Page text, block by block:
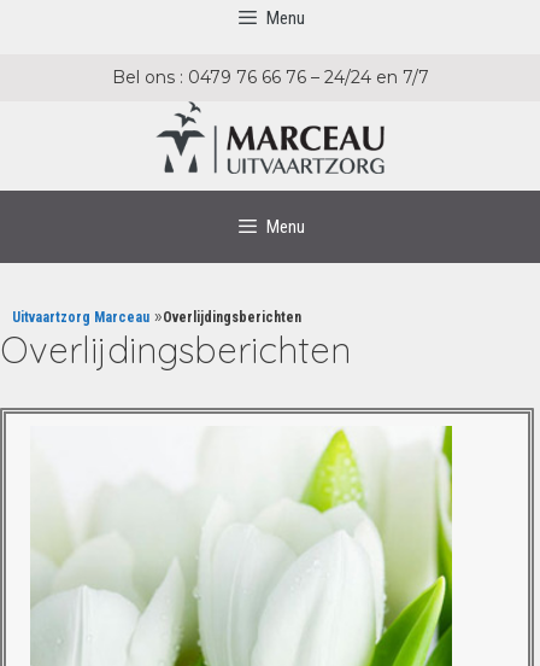
Menu
Bel ons : 0479 76 66 76 – 24/24 en 7/7
Menu
Uitvaartzorg Marceau »Overlijdingsberichten
Overlijdingsberichten